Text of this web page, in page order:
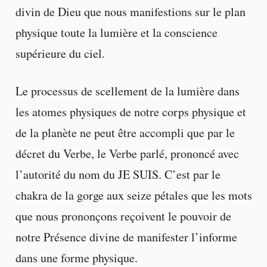
divin de Dieu que nous manifestions sur le plan
physique toute la lumière et la conscience
supérieure du ciel.
Le processus de scellement de la lumière dans
les atomes physiques de notre corps physique et
de la planète ne peut être accompli que par le
décret du Verbe, le Verbe parlé, prononcé avec
l’autorité du nom du JE SUIS. C’est par le
chakra de la gorge aux seize pétales que les mots
que nous prononçons reçoivent le pouvoir de
notre Présence divine de manifester l’informe
dans une forme physique.